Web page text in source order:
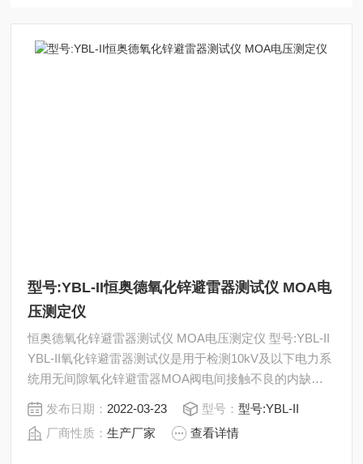
型号:YBL-II恒奥德氧化锌避雷器测试仪 MOA电
压测定仪
恒奥德氧化锌避雷器测试仪 MOA电压测定仪 型号:YBL-II
YBL-II氧化锌避雷器测试仪是用于检测10kV及以下电力系
统用无间隙氧化锌避雷器MOA阀电间接触不良的内缺
陷，测量MOA的直流参考电压（U1mA）和0.75 U1mA下
的泄漏电流。该仪器将直流压电源
发布日期： 2022-03-23 型号：型号:YBL-II
厂商性质：生产厂家 查看详情